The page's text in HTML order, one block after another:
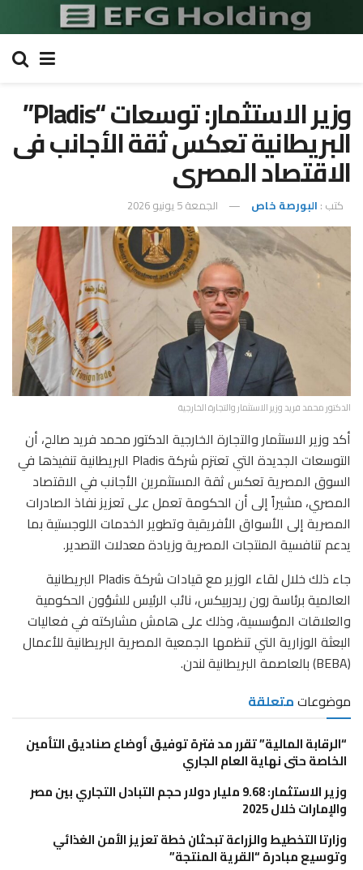
وزير الاستثمار: توسعات “Pladis”
البريطانية تعكس ثقة الأجانب فى
الاقتصاد المصرى
كتب : البورصة خاص الجمعة 5 يونيو 2026
الدكتور محمد فريد وزير الاستثمار والتجارة الخارجية
أكد وزير الاستثمار والتجارة الخارجية الدكتور محمد فريد صالح، أن
التوسعات الجديدة التي تعتزم شركة Pladis البريطانية تنفيذها في
السوق المصرية تعكس ثقة المستثمرين الأجانب في الاقتصاد
المصري، مشيراً إلى أن الحكومة تعمل على تعزيز نفاذ الصادرات
المصرية إلى الأسواق الأفريقية وتطوير الخدمات اللوجستية بما
يدعم تنافسية المنتجات المصرية وزيادة معدلات التصدير.
جاء ذلك خلال لقاء الوزير مع قيادات شركة Pladis البريطانية
العالمية برئاسة رون ريدربيكس، نائب الرئيس للشؤون الحكومية
والعلاقات المؤسسية، وذلك على هامش مشاركته في فعاليات
البعثة الوزارية التي تنظمها الجمعية المصرية البريطانية للأعمال
(BEBA) بالعاصمة البريطانية لندن.
موضوعاتمتعلقة
“الرقابة المالية” تقرر مد فترة توفيق أوضاع صناديق التأمين
الخاصة حتى نهاية العام الجاري
وزير الاستثمار: 9.68 مليار دولار حجم التبادل التجاري بين مصر
والإمارات خلال 2025
وزارتا التخطيط والزراعة تبحثان خطة تعزيز الأمن الغذائي
وتوسيع مبادرة “القرية المنتجة”